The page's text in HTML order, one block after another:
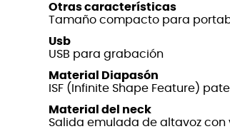
Otras características
Tamaño compacto para
Usb
USB para grabación
Material Diapasón
ISF (Infinite Shape Feature)
Material del neck
Salida emulada de altavoz con